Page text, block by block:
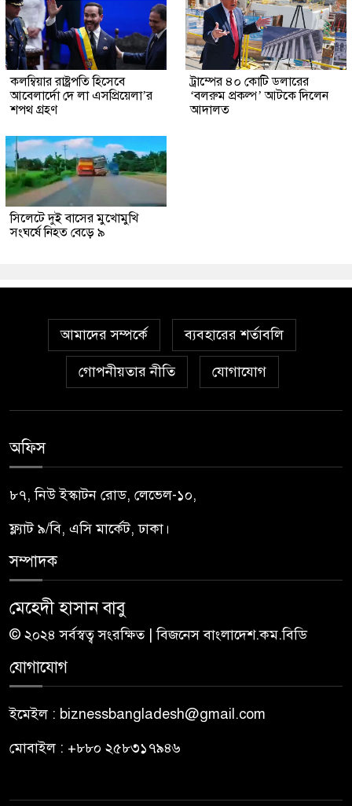
কলম্বিয়ার রাষ্ট্রপতি হিসেবে
আবেলার্দো দে লা এসপ্রিয়েলা’র
শপথ গ্রহণ
ট্রাম্পের ৪০ কোটি ডলারের
‘বলরুম প্রকল্প’ আটকে দিলেন
আদালত
সিলেটে দুই বাসের মুখোমুখি
সংঘর্ষে নিহত বেড়ে ৯
আমাদের সম্পর্কে ব্যবহারের শর্তাবলি
গোপনীয়তার নীতি যোগাযোগ
অফিস
৮৭, নিউ ইস্কাটন রোড, লেভেল-১০,
ফ্ল্যাট ৯/বি, এসি মার্কেট, ঢাকা।
সম্পাদক
মেহেদী হাসান বাবু
© ২০২৪ সর্বস্বত্ব সংরক্ষিত | বিজনেস বাংলাদেশ.কম.বিডি
যোগাযোগ
ইমেইল : biznessbangladesh@gmail.com
মোবাইল : +৮৮০ ২৫৮৩১৭৯৪৬